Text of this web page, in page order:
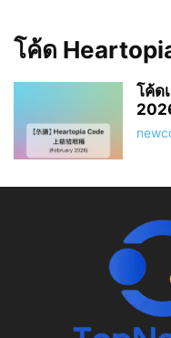
โค้ด
โค้ด